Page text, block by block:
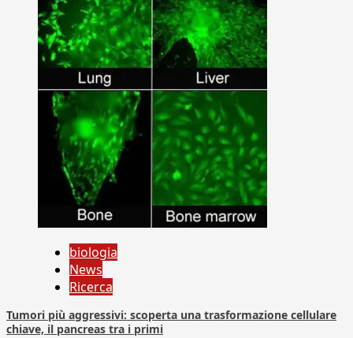
biologia
News
Ricerca
Tumori più aggressivi: scoperta una trasformazione cellulare
chiave, il pancreas tra i primi